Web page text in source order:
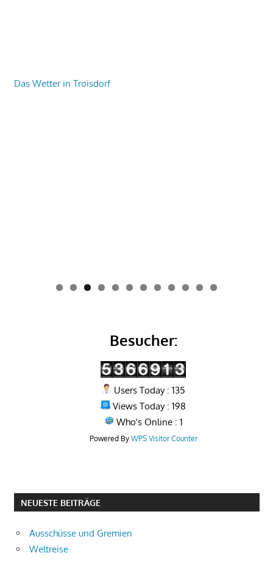
Das Wetter in Troisdorf
0 1 2
Besucher:
Users Today : 135
Views Today : 198
Who's Online : 1
Powered By WPS Visitor Counter
NEUESTE BEITRÄGE
Ausschüsse und Gremien
Weltreise